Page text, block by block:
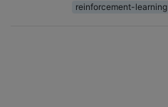
reinforcement-learning